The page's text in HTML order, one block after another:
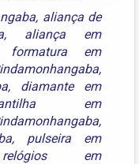
, aliança de
, aliança em
em
,
, diamante em
em
,
, pulseira em
relógios em